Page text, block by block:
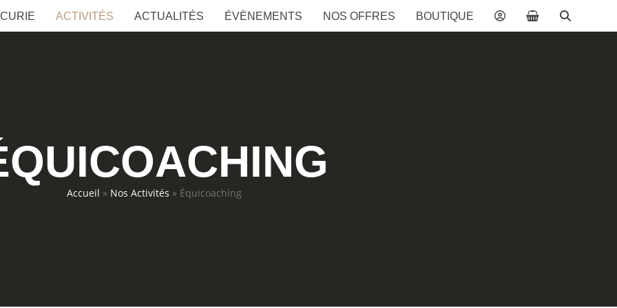
ACTIVITÉS ACTUALITÉS ÉVÈNEMENTS NOS OFFRES BOUTIQUE
Accueil » Nos Activités » Équicoaching